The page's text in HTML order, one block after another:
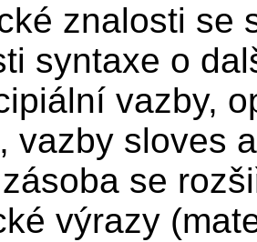
znalosti se
syntaxe o
vazby,
vazby sloves
se
výrazy